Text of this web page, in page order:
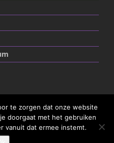
te zorgen dat onze website
doorgaat met het gebruiken
vanuit dat ermee instemt.